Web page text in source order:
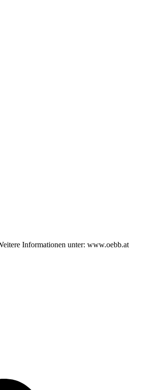
Informationen unter: www.oebb.at